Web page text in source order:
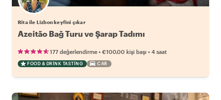
Rita ile Lizbon keyfini çıkar
Azeitão Bağ Turu ve Şarap Tadımı
177 değerlendirme • €100.00 kişi başı • 4 saat
FOOD & DRINK TASTING CAR